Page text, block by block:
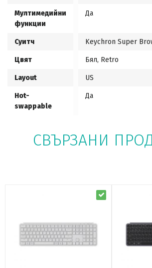
Мултимедийни
функции
Да
Суитч Keychron Super
Цвят Бял, Retro
Layout US
Hot-
swappable
Да
СВЪРЗАНИ